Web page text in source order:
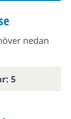
vi
nedan
5